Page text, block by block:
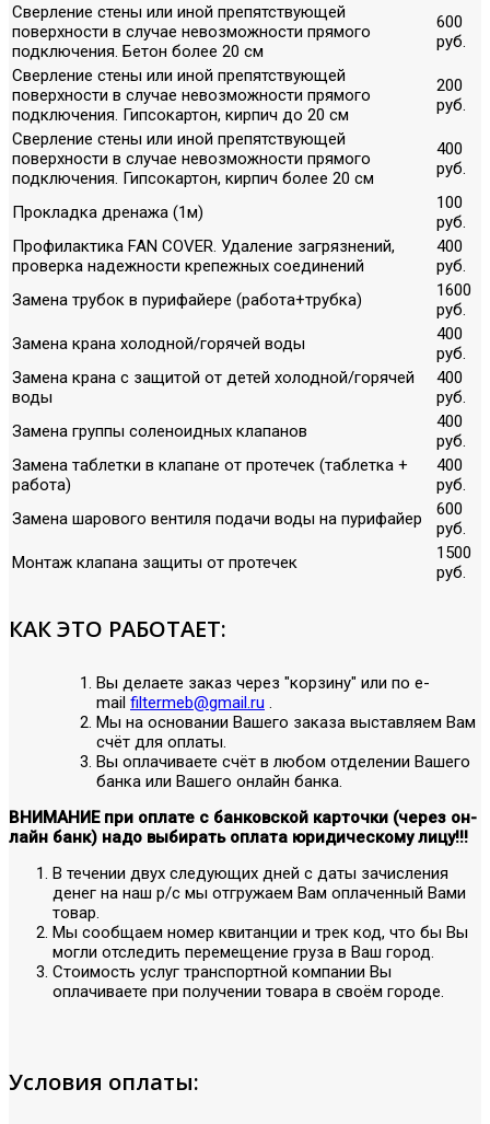
Сверление стены или иной препятствующей
поверхности в случае невозможности прямого
подключения. Бетон более 20 см
600
руб.
Сверление стены или иной препятствующей
поверхности в случае невозможности прямого
подключения. Гипсокартон, кирпич до 20 см
200
руб.
Сверление стены или иной препятствующей
поверхности в случае невозможности прямого
подключения. Гипсокартон, кирпич более 20 см
400
руб.
Прокладка дренажа (1м)
100
руб.
Профилактика FAN COVER. Удаление загрязнений,
проверка надежности крепежных соединений
400
руб.
Замена трубок в пурифайере (работа+трубка)
1600
руб.
Замена крана холодной/горячей воды
400
руб.
Замена крана с защитой от детей холодной/горячей
воды
400
руб.
Замена группы соленоидных клапанов
400
руб.
Замена таблетки в клапане от протечек (таблетка +
работа)
400
руб.
Замена шарового вентиля подачи воды на пурифайер
600
руб.
Монтаж клапана защиты от протечек
1500
руб.
КАК ЭТО РАБОТАЕТ:
Вы делаете заказ через "корзину" или по е-
mail filtermeb@gmail.ru .
Мы на основании Вашего заказа выставляем Вам
счёт для оплаты.
Вы оплачиваете счёт в любом отделении Вашего
банка или Вашего онлайн банка.
ВНИМАНИЕ при оплате с банковской карточки (через он-
лайн банк) надо выбирать оплата юридическому лицу!!!
В течении двух следующих дней с даты зачисления
денег на наш р/с мы отгружаем Вам оплаченный Вами
товар.
Мы сообщаем номер квитанции и трек код, что бы Вы
могли отследить перемещение груза в Ваш город.
Стоимость услуг транспортной компании Вы
оплачиваете при получении товара в своём городе.
Условия оплаты: